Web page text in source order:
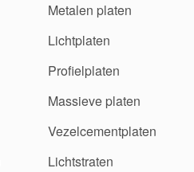
Metalen platen
Lichtplaten
Profielplaten
Massieve platen
Vezelcementplaten
Lichtstraten